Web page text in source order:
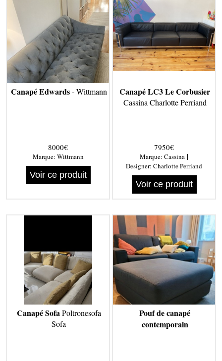
Canapé Edwards- Wittmann
8000€
Marque: Wittmann
Voir ce produit
Canapé LC3 Le Corbusier
Cassina Charlotte Perriand
7950€
Marque: Cassina |
Designer: Charlotte Perriand
Voir ce produit
Canapé SofaPoltronesofa
Sofa
Pouf de canapé
contemporain